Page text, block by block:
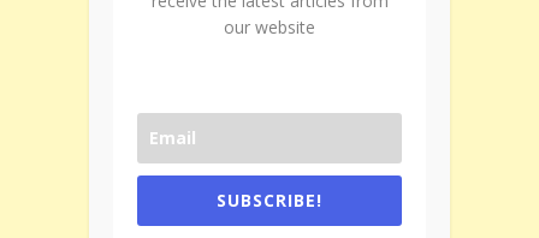
our website
SUBSCRIBE!